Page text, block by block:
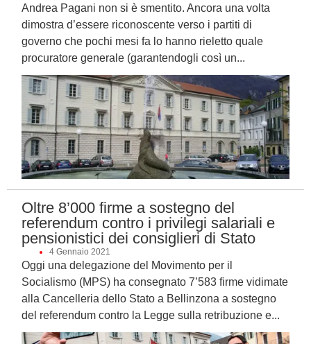
Andrea Pagani non si è smentito. Ancora una volta
dimostra d’essere riconoscente verso i partiti di
governo che pochi mesi fa lo hanno rieletto quale
procuratore generale (garantendogli così un...
Oltre 8’000 firme a sostegno del
referendum contro i privilegi salariali e
pensionistici dei consiglieri di Stato
4 Gennaio 2021
Oggi una delegazione del Movimento per il
Socialismo (MPS) ha consegnato 7’583 firme vidimate
alla Cancelleria dello Stato a Bellinzona a sostegno
del referendum contro la Legge sulla retribuzione e...